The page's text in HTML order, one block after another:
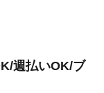
週払いOK/ブ